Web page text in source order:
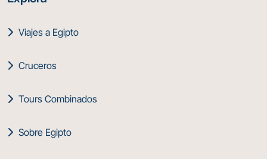
Viajes a Egipto
Cruceros
Tours Combinados
Sobre Egipto